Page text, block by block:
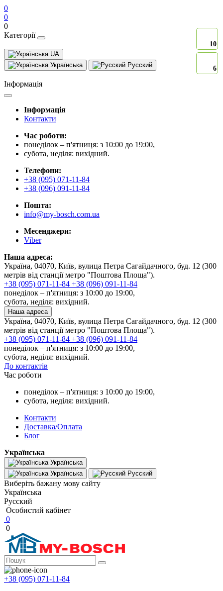
0
0
0
Категорії
UA
Українська
Русский
Інформація
Інформація
Контакти
Час роботи:
понеділок – п'ятниця: з 10:00 до 19:00,
субота, неділя: вихідний.
Телефони:
+38 (095) 071-11-84
+38 (096) 091-11-84
Пошта:
info@my-bosch.com.ua
Месенджери:
Viber
Наша адреса:
Україна, 04070, Київ, вулица Петра Сагайдачного, буд. 12 (300
метрів від станції метро "Поштова Площа").
+38 (095) 071-11-84 +38 (096) 091-11-84
понеділок – п'ятниця: з 10:00 до 19:00,
субота, неділя: вихідний.
Наша адреса
Україна, 04070, Київ, вулица Петра Сагайдачного, буд. 12 (300
метрів від станції метро "Поштова Площа").
+38 (095) 071-11-84 +38 (096) 091-11-84
понеділок – п'ятниця: з 10:00 до 19:00,
субота, неділя: вихідний.
До контактів
Час роботи
понеділок – п'ятниця: з 10:00 до 19:00,
субота, неділя: вихідний.
Контакти
Доставка/Оплата
Блог
Українська
Українська
Українська
Русский
Виберіть бажану мову сайту
Українська
Русский
Особистий кабінет
0
0
+38 (095) 071-11-84
10
6